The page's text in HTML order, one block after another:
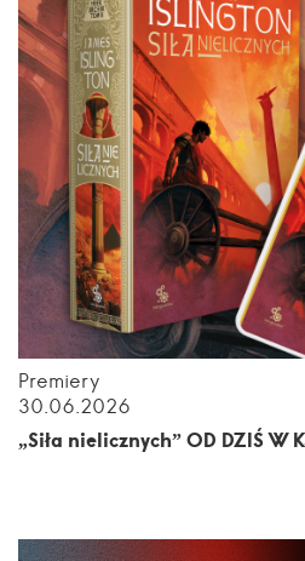
Premiery
30.06.2026
„Siła nielicznych” OD DZIŚ W